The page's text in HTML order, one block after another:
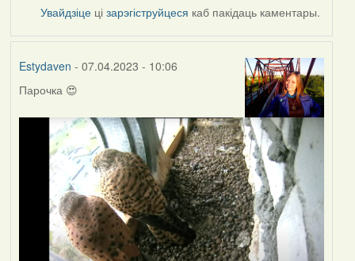
Увайдзіце цізарэгіструйцеся каб пакідаць каментары.
Estydaven - 07.04.2023 - 10:06
Парочка 😍